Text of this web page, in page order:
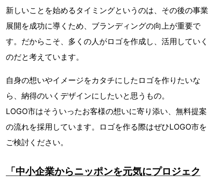
新しいことを始めるタイミングというのは、その後の事業
展開を成功に導くため、ブランディングの向上が重要で
す。だからこそ、多くの人がロゴを作成し、活用していく
のだと考えています。
自身の想いやイメージをカタチにしたロゴを作りたいな
ら、納得のいくデザインにしたいと思うもの。
LOGO市はそういったお客様の想いに寄り添い、無料提案
の流れを採用しています。ロゴを作る際はぜひLOGO市を
ご検討ください。
「中小企業からニッポンを元気にプロジェク